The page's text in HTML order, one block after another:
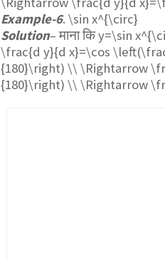
Example-6.\sin x^{\circ}
Solution– माना किy=\sin
\frac{d y}{d x}=\cos
{180}\right) \\ \Rightarrow
{180}\right) \\ \Rightarrow